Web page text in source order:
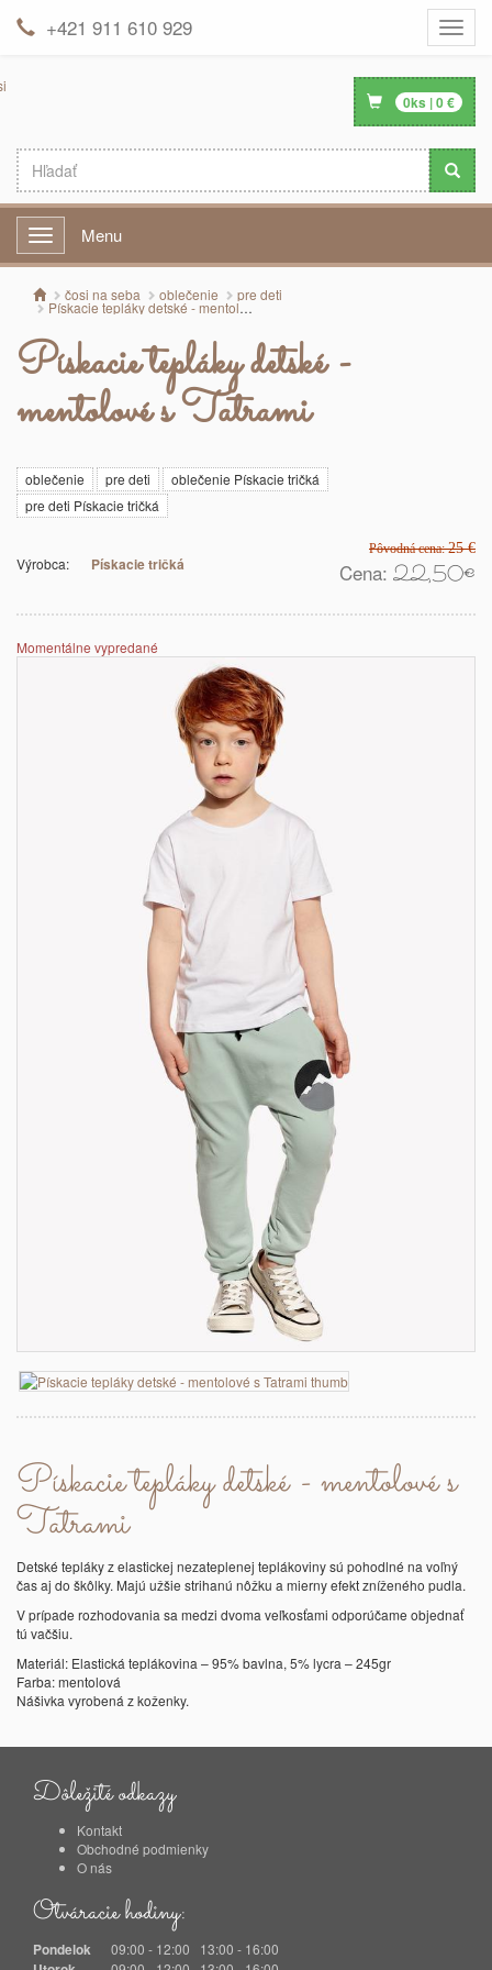
Toggle
+421 911 610 929
0ks |0€
Menu Menu
čosi na seba oblečenie pre deti
Pískacie tepláky detské - mentolové s Tatrami
Pískacie tepláky detské -
mentolové s Tatrami
oblečenie pre deti
oblečenie Pískacie tričká
pre deti Pískacie tričká
Výrobca: Pískacie tričká
Pôvodná cena:25 €
Cena: 22,50€
Momentálne vypredané
Pískacie tepláky detské - mentolové s
Tatrami
Detské tepláky z elastickej nezateplenej teplákoviny sú pohodlné na voľný
čas aj do škôlky. Majú užšie strihanú nôžku a mierny efekt zníženého pudla.
V prípade rozhodovania sa medzi dvoma veľkosťami odporúčame objednať
tú vačšiu.
Materiál: Elastická teplákovina – 95% bavlna, 5% lycra – 245gr
Farba: mentolová
Nášivka vyrobená z koženky.
Dôležité odkazy
Kontakt
Obchodné podmienky
O nás
Otváracie hodiny:
Pondelok 09:00 - 12:00 13:00 - 16:00